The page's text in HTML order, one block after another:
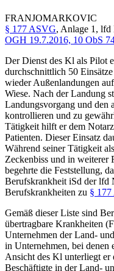
FRANJOMARKOVIC
§ 177 ASVG, Anlage 1, lfd
OGH 19.7.2016, 10 ObS
Der Dienst des Kl als Pilot
durchschnittlich 50
wieder Außenlandungen
Wiese. Nach der Landung
Landungsvorgang und den
kontrollieren und zu
Tätigkeit hilft er dem
Patienten. Dieser Einsatz
Während seiner Tätigkeit
Zeckenbiss und in
begehrte die Feststellung,
Berufskrankheit iSd der lfd
Berufskrankheiten zu §
Gemäß dieser Liste sind
übertragbare Krankheiten
Unternehmen der Land-
in Unternehmen, bei denen
Ansicht des Kl unterliegt
Beschäftigte in der Land-